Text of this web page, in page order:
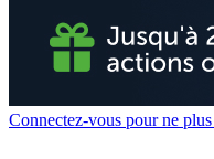
Connectez-vous pour ne